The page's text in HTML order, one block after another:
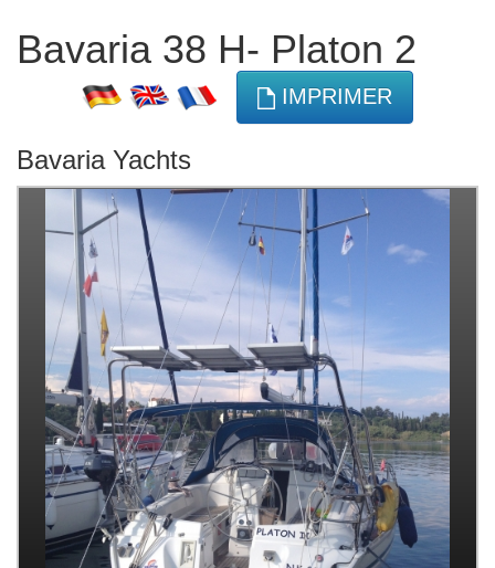
Bavaria 38 H- Platon 2
IMPRIMER
Bavaria Yachts